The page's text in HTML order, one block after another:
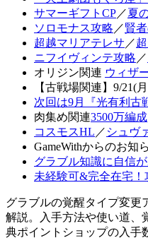
サマーギフトCP／夏
ソロモナス攻略 ／賢
超越マリアテレサ ／
ニフイヴィンテ攻略 ／
オリジン関連 ウィザ
【古戦場関連】9/21(
次回は9月『光有利古
肉集め関連3500万編成
コスモスHL ／ シュヴ
GameWithからのお知
グラブル知識に自信
未経験可&完全在宅！
グラブルの覚醒タイプ変更
解説。入手方法や使い道、
典ポイントショップの入手